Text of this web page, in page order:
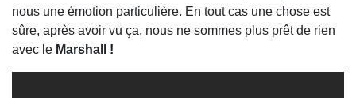
nous une émotion particulière. En tout cas une chose est
sûre, après avoir vu ça, nous ne sommes plus prêt de rien
avec le Marshall !